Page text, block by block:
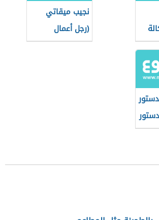
نجيب ميقاتي
(رجل أعمال
وسياسي لبناني)